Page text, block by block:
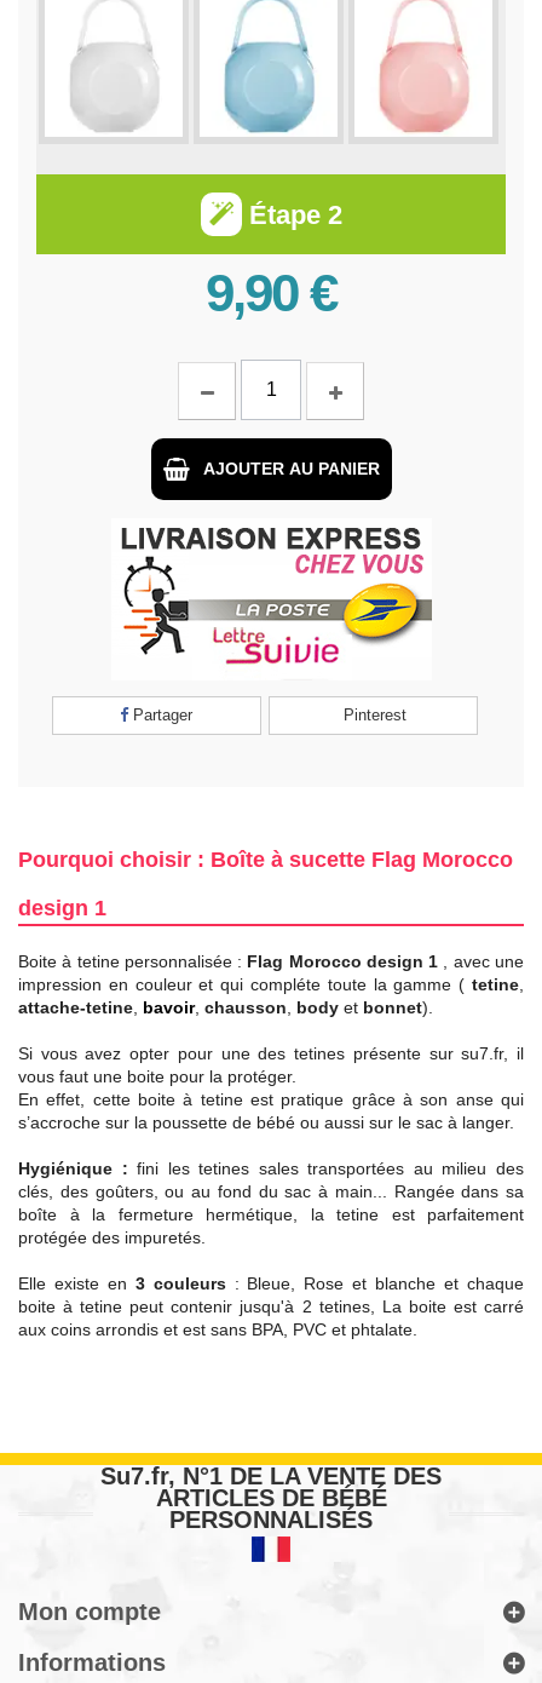
Étape 2
9,90 €
AJOUTER AU PANIER
Partager Pinterest
Pourquoi choisir : Boîte à sucette Flag Morocco
design 1
Boite à tetine personnalisée : Flag Morocco design 1
, avec une
impression en couleur et qui compléte toute la gamme ( tetine
attache-tetine bavoir, chausson body et bonnet).
Si vous avez opter pour une des tetines présente sur su7.fr, il
vous faut une boite pour la protéger.
En effet, cette boite à tetine est pratique grâce à son anse qui
s’accroche sur la poussette de bébé ou aussi sur le sac à langer.
Hygiénique : fini les tetines sales transportées au milieu des
clés, des goûters, ou au fond du sac à main... Rangée dans sa
boîte à la fermeture hermétique, la tetine est parfaitement
protégée des impuretés.
Elle existe en 3 couleurs: Bleue, Rose et blanche et chaque
boite à tetine peut contenir jusqu'à 2 tetines, La boite est carré
aux coins arrondis et est sans BPA, PVC et phtalate.
Su7.fr, N°1 DE LA VENTE DES
ARTICLES DE BÉBÉ
PERSONNALISÉS
Mon compte
Informations